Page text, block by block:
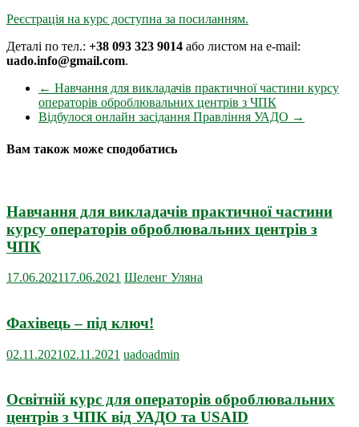
Реєстрація на курс доступна за посиланням.
Деталі по тел.: +38 093 323 9014 або листом на e-mail:
uado.info@gmail.com.
← Навчання для викладачів практичної частини курсу
операторів оброблювальних центрів з ЧПК
Відбулося онлайн засідання Правління УАДО →
Вам також може сподобатись
Навчання для викладачів практичної частини
курсу операторів оброблювальних центрів з
ЧПК
17.06.202117.06.2021 Шеленг Уляна
Фахівець – під ключ!
02.11.202102.11.2021 uadoadmin
Освітній курс для операторів оброблювальних
центрів з ЧПК від УАДО та USAID